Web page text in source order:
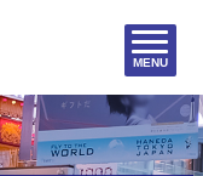
MENU